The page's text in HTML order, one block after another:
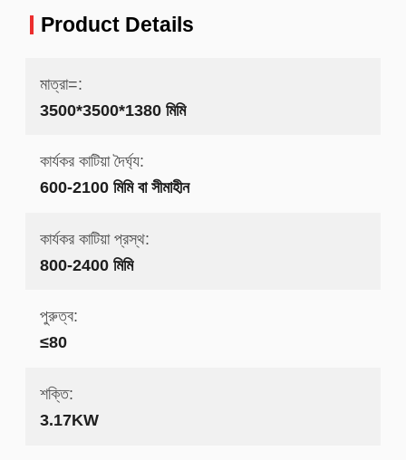
Product Details
মাত্রা=:
3500*3500*1380 মিমি
কার্যকর কাটিয়া দৈর্ঘ্য:
600-2100 মিমি বা সীমাহীন
কার্যকর কাটিয়া প্রস্থ:
800-2400 মিমি
পুরুত্ব:
≤80
শক্তি:
3.17KW